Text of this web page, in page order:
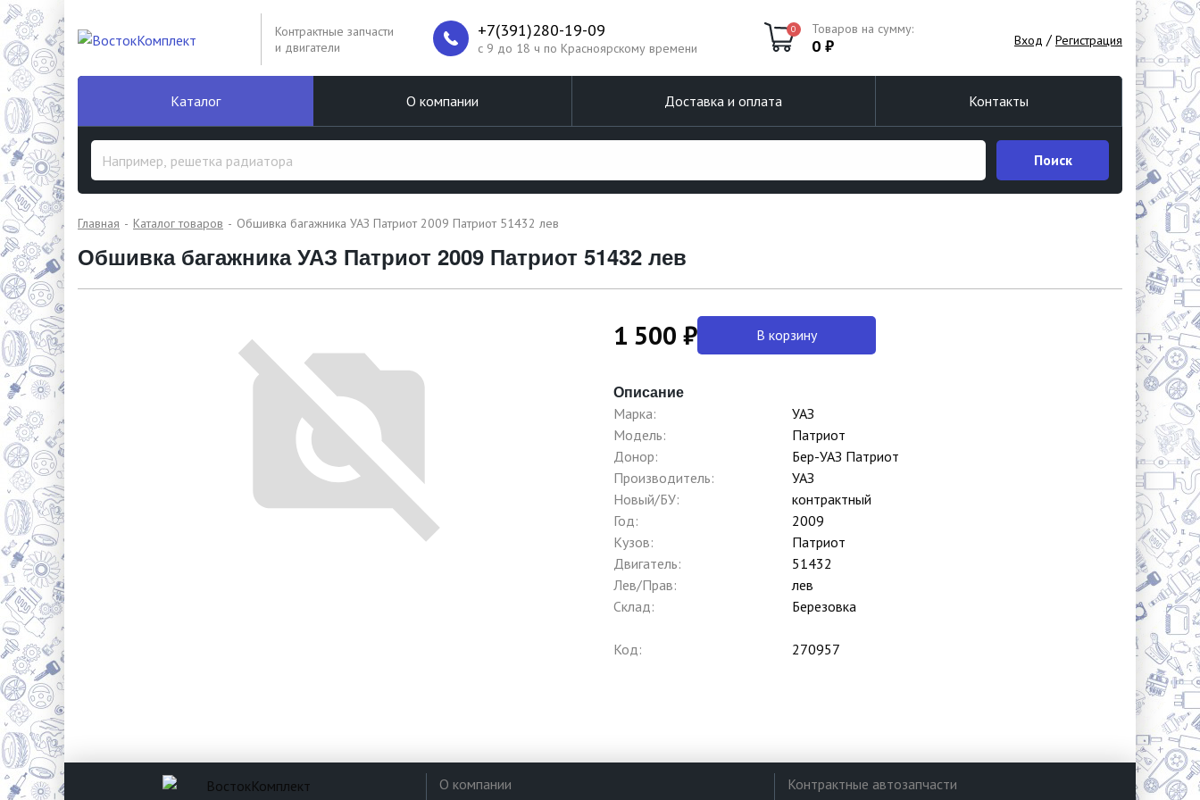
Контрактные запчасти
и двигатели
+7(391)280-19-09
c 9 до 18 ч по Красноярскому времени
0 Товаров на сумму:
0 ₽ Вход / Регистрация
Каталог О компании Доставка и оплата Контакты
Поиск
Главная Каталог товаров Обшивка багажника УАЗ Патриот 2009 Патриот 51432 лев
Обшивка багажника УАЗ Патриот 2009 Патриот 51432 лев
1 500 ₽ В корзину
Описание
Марка:
УАЗ
Модель:
Патриот
Донор:
Бер-УАЗ Патриот
Производитель:
УАЗ
Новый/БУ:
контрактный
Год:
2009
Кузов:
Патриот
Двигатель:
51432
Лев/Прав:
лев
Склад:
Березовка
Код: 270957
О компании Контрактные автозапчасти